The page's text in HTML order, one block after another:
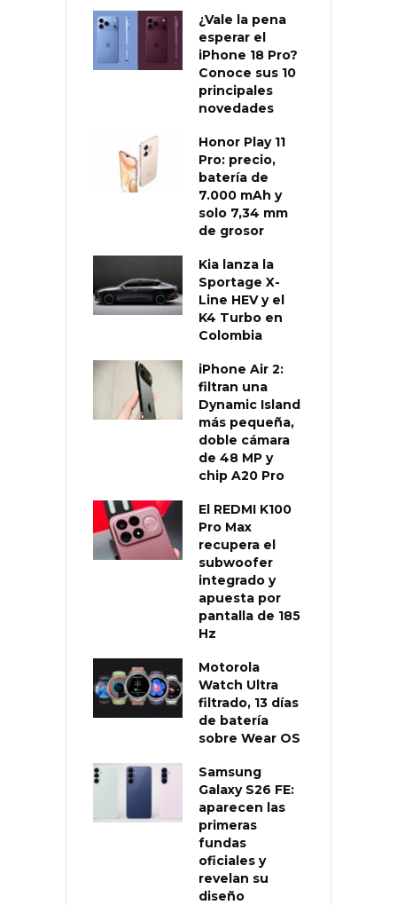
¿Vale la pena
esperar el
iPhone 18 Pro?
Conoce sus 10
principales
novedades
Honor Play 11
Pro: precio,
batería de
7.000 mAh y
solo 7,34 mm
de grosor
Kia lanza la
Sportage X-
Line HEV y el
K4 Turbo en
Colombia
iPhone Air 2:
filtran una
Dynamic Island
más pequeña,
doble cámara
de 48 MP y
chip A20 Pro
El REDMI K100
Pro Max
recupera el
subwoofer
integrado y
apuesta por
pantalla de 185
Hz
Motorola
Watch Ultra
filtrado, 13 días
de batería
sobre Wear OS
Samsung
Galaxy S26 FE:
aparecen las
primeras
fundas
oficiales y
revelan su
diseño